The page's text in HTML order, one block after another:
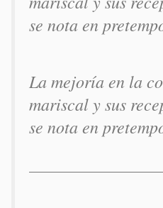
La mejoría en la
mariscal y sus
se nota en